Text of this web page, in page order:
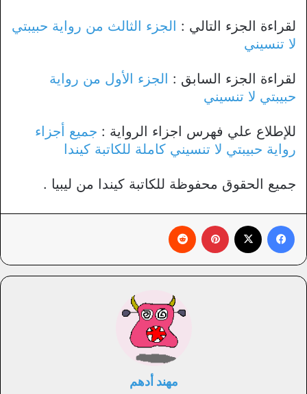
لقراءة الجزء التالي : الجزء الثالث من رواية حبيبتي
لا تنسيني
لقراءة الجزء السابق : الجزء الأول من رواية
حبيبتي لا تنسيني
للإطلاع علي فهرس اجزاء الرواية : جميع أجزاء
رواية حبيبتي لا تنسيني كاملة للكاتبة كيندا
جميع الحقوق محفوظة للكاتبة كيندا من ليبيا .
مهند أدهم